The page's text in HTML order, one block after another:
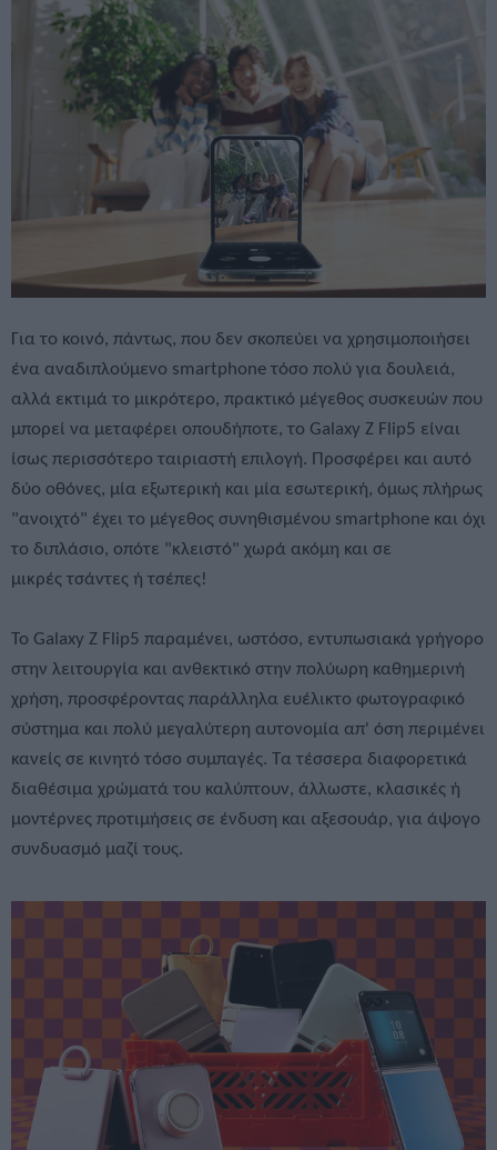
Για το κοινό, πάντως, που δεν σκοπεύει να χρησιμοποιήσει
ένα αναδιπλούμενο smartphone τόσο πολύ για δουλειά,
αλλά εκτιμά το μικρότερο, πρακτικό μέγεθος συσκευών που
μπορεί να μεταφέρει οπουδήποτε, το Galaxy Z Flip5 είναι
ίσως περισσότερο ταιριαστή επιλογή. Προσφέρει και αυτό
δύο οθόνες, μία εξωτερική και μία εσωτερική, όμως πλήρως
"ανοιχτό" έχει το μέγεθος συνηθισμένου smartphone και όχι
το διπλάσιο, οπότε "κλειστό" χωρά ακόμη και σε
μικρές τσάντες ή τσέπες!
Το Galaxy Z Flip5 παραμένει, ωστόσο, εντυπωσιακά γρήγορο
στην λειτουργία και ανθεκτικό στην πολύωρη καθημερινή
χρήση, προσφέροντας παράλληλα ευέλικτο φωτογραφικό
σύστημα και πολύ μεγαλύτερη αυτονομία απ' όση περιμένει
κανείς σε κινητό τόσο συμπαγές. Τα τέσσερα διαφορετικά
διαθέσιμα χρώματά του καλύπτουν, άλλωστε, κλασικές ή
μοντέρνες προτιμήσεις σε ένδυση και αξεσουάρ, για άψογο
συνδυασμό μαζί τους.